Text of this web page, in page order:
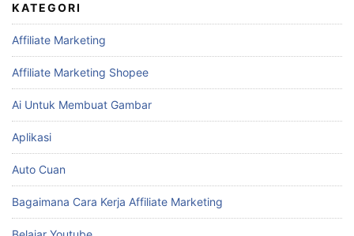
KATEGORI
Affiliate Marketing
Affiliate Marketing Shopee
Ai Untuk Membuat Gambar
Aplikasi
Auto Cuan
Bagaimana Cara Kerja Affiliate Marketing